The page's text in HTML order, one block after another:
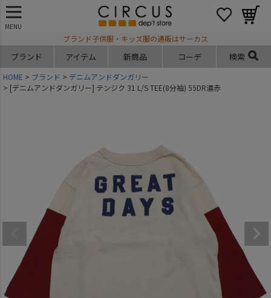
MENU
ブランド子供服・キッズ服の通販はサーカス
ブランド アイテム 新商品 コーデ 検索
HOME ブランド
デニムアンドダンガリー
[デニムアンドダンガリー] テンジク 31 L/S TEE(8分袖) 55DR濃赤